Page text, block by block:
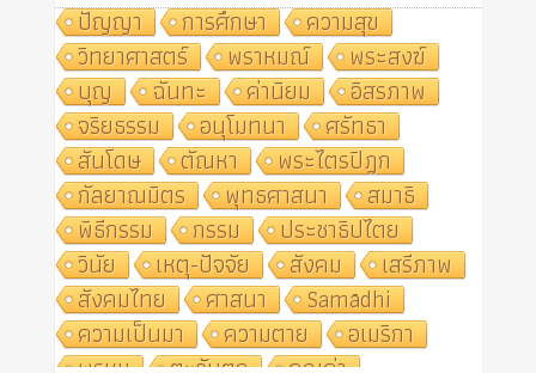
ปัญญา
การศึกษา
ความสุข
วิทยาศาสตร์
พราหมณ์
พระสงฆ์
บุญ
ฉันทะ ค่านิยม
อิสรภาพ
จริยธรรม
อนุโมทนา
ศรัทธา
สันโดษ
ตัณหา
พระไตรปิฎก
กัลยาณมิตร
พุทธศาสนา
สมาธิ
พิธีกรรม
กรรม
ประชาธิปไตย
วินัย
เหตุ-ปัจจัย สังคม
เสรีภาพ
สังคมไทย
ศาสนา
Samādhi
ความเป็นมา
ความตาย
อเมริกา